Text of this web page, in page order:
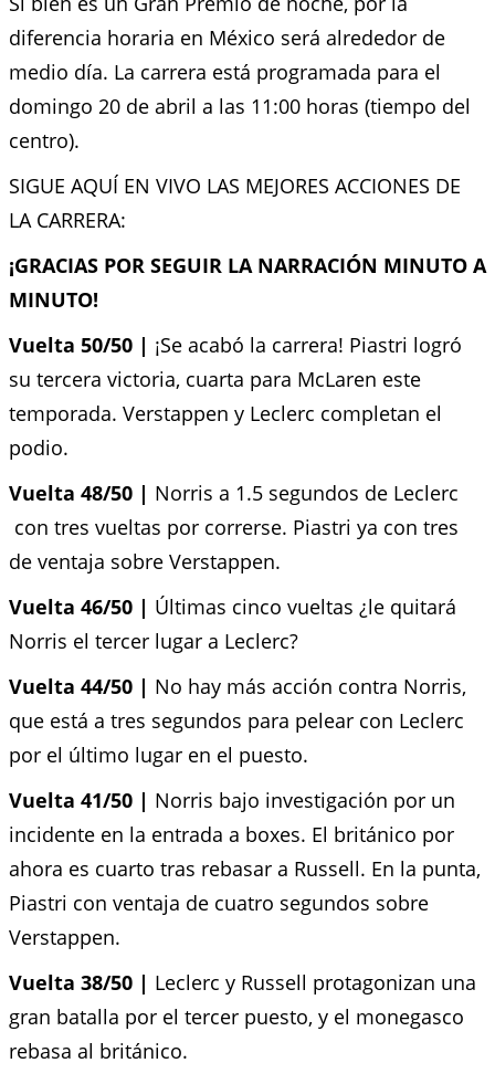
diferencia horaria en México será alrededor de
medio día. La carrera está programada para el
domingo 20 de abril a las 11:00 horas (tiempo del
centro).
SIGUE AQUÍ EN VIVO LAS MEJORES ACCIONES DE
LA CARRERA:
¡GRACIAS POR SEGUIR LA NARRACIÓN MINUTO A
MINUTO!
Vuelta 50/50 | ¡Se acabó la carrera! Piastri logró
su tercera victoria, cuarta para McLaren este
temporada. Verstappen y Leclerc completan el
podio.
Vuelta 48/50 | Norris a 1.5 segundos de Leclerc
con tres vueltas por correrse. Piastri ya con tres
de ventaja sobre Verstappen.
Vuelta 46/50 | Últimas cinco vueltas ¿le quitará
Norris el tercer lugar a Leclerc?
Vuelta 44/50 | No hay más acción contra Norris,
que está a tres segundos para pelear con Leclerc
por el último lugar en el puesto.
Vuelta 41/50 | Norris bajo investigación por un
incidente en la entrada a boxes. El británico por
ahora es cuarto tras rebasar a Russell. En la punta,
Piastri con ventaja de cuatro segundos sobre
Verstappen.
Vuelta 38/50 | Leclerc y Russell protagonizan una
gran batalla por el tercer puesto, y el monegasco
rebasa al británico.